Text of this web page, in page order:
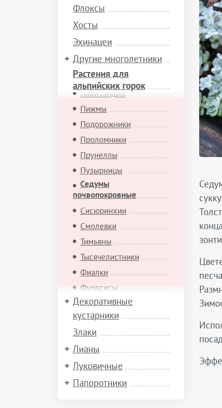
Флоксы
Хосты
Эхинацеи
Другие многолетники
Растения для
альпийских горок
Молодила
Мыльнянки
Обриеты
Офиопогоны
Пахизандры
Пижмы
Подорожники
Проломники
Прунеллы
Пузырницы
Седумы
почвопокровные
Сисюринхии
Смолевки
Тимьяны
Тысячелистники
Фиалки
Фуопсисы
Хиастофиллумы
Хорминумы
Эдельвейсы
Эриофиллумы
Ясколки
Яснотки
Декоративные
кустарники
Злаки
Лианы
Луковичные
Папоротники